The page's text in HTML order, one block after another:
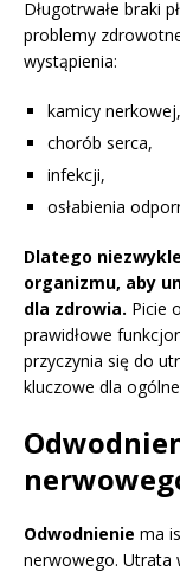
Długotrwałe braki
problemy
wystąpienia:
kamicy nerkowej,
chorób serca,
infekcji,
osłabienia
Dlatego
organizmu, aby
dla zdrowia. Picie
prawidłowe
przyczynia się do
kluczowe dla
Odwodnienie ma
nerwowego. Utrata